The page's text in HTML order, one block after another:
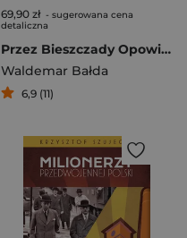
69,90 zł - sugerowana cena
detaliczna
Przez Bieszczady Opowieści z końca świata
Waldemar Bałda
6,9 (11)